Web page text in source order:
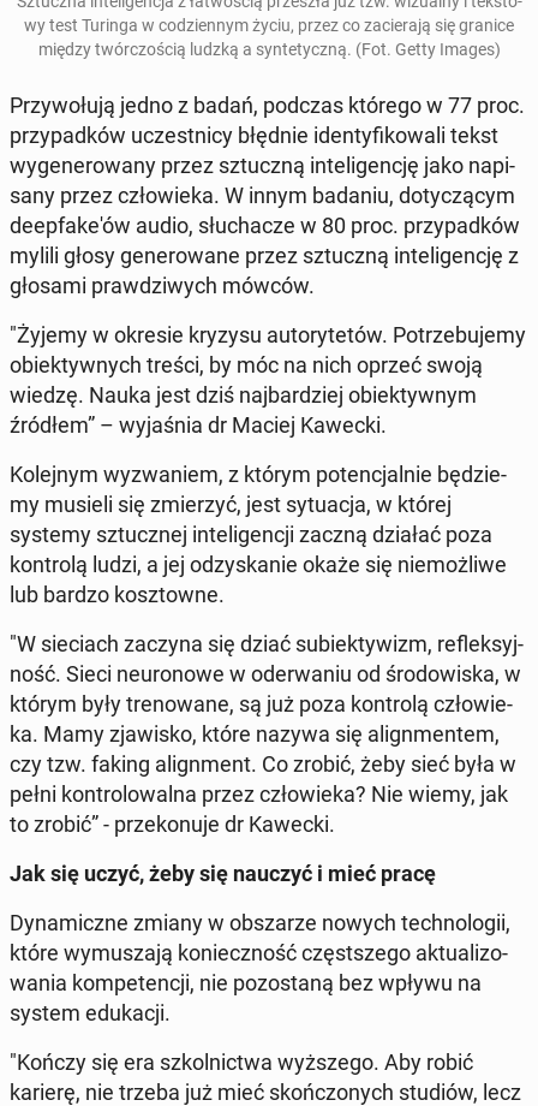
wy test Turinga w co­dzien­nym życiu, przez co za­cie­ra­ją się granice
między twór­czo­ścią ludzką a syn­te­tycz­ną. (Fot. Getty Images)
Przy­wo­łu­ją jedno z badań, podczas którego w 77 proc.
przy­pad­ków uczest­ni­cy błędnie iden­ty­fi­ko­wa­li tekst
wy­ge­ne­ro­wa­ny przez sztucz­ną in­te­li­gen­cję jako na­pi­
sa­ny przez czło­wie­ka. W innym badaniu, do­ty­czą­cym
de­ep­fa­ke­'ów audio, słu­cha­cze w 80 proc. przy­pad­ków
mylili głosy ge­ne­ro­wa­ne przez sztucz­ną in­te­li­gen­cję z
głosami praw­dzi­wych mówców.
"Żyjemy w okresie kryzysu au­to­ry­te­tów. Po­trze­bu­je­my
obiek­tyw­nych treści, by móc na nich oprzeć swoją
wiedzę. Nauka jest dziś naj­bar­dziej obiek­tyw­nym
źródłem” – wy­ja­śnia dr Maciej Kawecki.
Ko­lej­nym wy­zwa­niem, z którym po­ten­cjal­nie bę­dzie­
my musieli się zmie­rzyć, jest sy­tu­acja, w której
systemy sztucz­nej in­te­li­gen­cji zaczną działać poza
kon­tro­lą ludzi, a jej od­zy­ska­nie okaże się nie­moż­li­we
lub bardzo kosz­tow­ne.
"W sie­ciach zaczyna się dziać su­biek­ty­wizm, re­flek­syj­
ność. Sieci neu­ro­no­we w ode­rwa­niu od śro­do­wi­ska, w
którym były tre­no­wa­ne, są już poza kon­tro­lą czło­wie­
ka. Mamy zja­wi­sko, które nazywa się ali­gn­men­tem,
czy tzw. faking ali­gn­ment. Co zrobić, żeby sieć była w
pełni kon­tro­lo­wal­na przez czło­wie­ka? Nie wiemy, jak
to zrobić” - prze­ko­nu­je dr Kawecki.
Jak się uczyć, żeby się nauczyć i mieć pracę
Dy­na­micz­ne zmiany w ob­sza­rze nowych tech­no­lo­gii,
które wy­mu­sza­ją ko­niecz­ność częst­sze­go ak­tu­ali­zo­
wa­nia kom­pe­ten­cji, nie po­zo­sta­ną bez wpływu na
system edu­ka­cji.
"Kończy się era szkol­nic­twa wyż­sze­go. Aby robić
karierę, nie trzeba już mieć skoń­czo­nych studiów, lecz